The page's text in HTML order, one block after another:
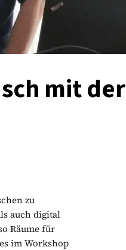
mit der
zu
auch digital
Räume für
im Workshop